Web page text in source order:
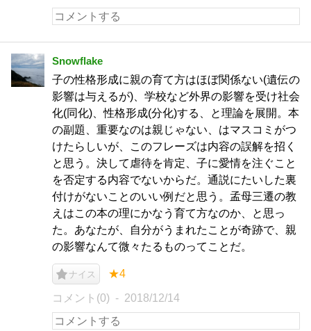
Snowflake
子の性格形成に親の育て方はほぼ関係ない(遺伝の
影響は与えるが)、学校など外界の影響を受け社会
化(同化)、性格形成(分化)する、と理論を展開。本
の副題、重要なのは親じゃない、はマスコミがつ
けたらしいが、このフレーズは内容の誤解を招く
と思う。決して虐待を肯定、子に愛情を注ぐこと
を否定する内容でないからだ。通説にたいした裏
付けがないことのいい例だと思う。孟母三遷の教
えはこの本の理にかなう育て方なのか、と思っ
た。あなたが、自分がうまれたことが奇跡で、親
の影響なんて微々たるものってことだ。
ナイス ★4
コメント(0) 2018/12/14